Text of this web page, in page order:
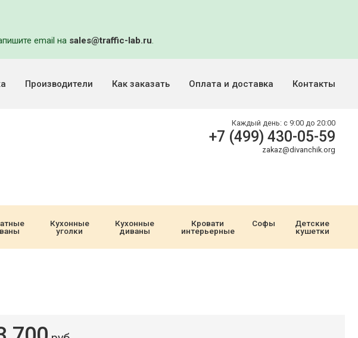
email на sales@traffic-lab.ru.
Производители Как заказать Оплата и доставка Контакты
Каждый день: с 9:00 до 20:00
+7 (499) 430-05-59
zakaz@divanchik.org
Кухонные
уголки
Кухонные
диваны
Кровати
интерьерные
Софы
Детские
кушетки